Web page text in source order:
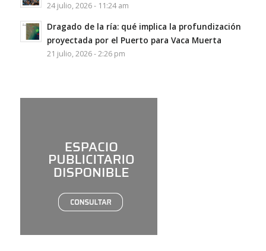
24 julio, 2026 - 11:24 am
Dragado de la ría: qué implica la profundización
proyectada por el Puerto para Vaca Muerta
21 julio, 2026 - 2:26 pm